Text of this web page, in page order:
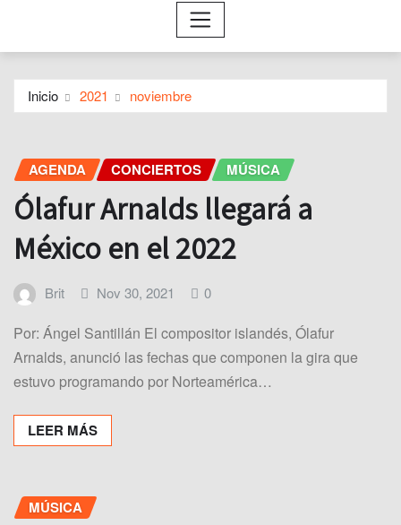
Inicio 2021 noviembre
AGENDA CONCIERTOS MÚSICA
Ólafur Arnalds llegará a
México en el 2022
Brit Nov 30, 2021 0
Por: Ángel Santillán El compositor islandés, Ólafur
Arnalds, anunció las fechas que componen la gira que
estuvo programando por Norteamérica…
LEER MÁS
MÚSICA